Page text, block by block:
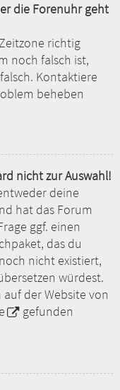
die Forenuhr geht
richtig
noch falsch ist,
Kontaktiere
beheben
nicht zur Auswahl!
deine
hat das Forum
ggf. einen
das du
nicht existiert,
würdest.
der Website von
gefunden